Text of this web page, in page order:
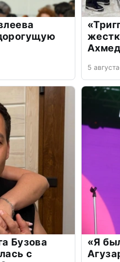
5 августа
Бузова
с
«Я